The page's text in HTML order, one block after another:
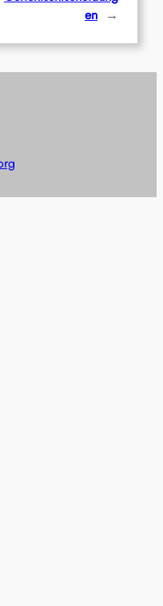
en →